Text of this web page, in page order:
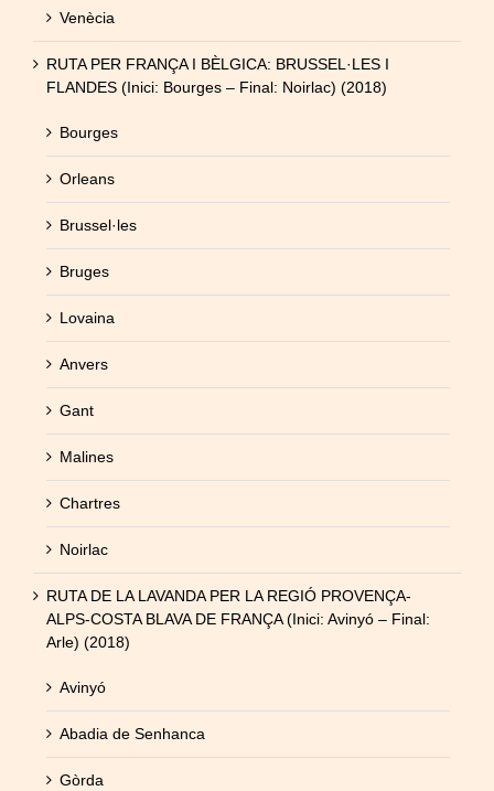
Venècia
RUTA PER FRANÇA I BÈLGICA: BRUSSEL·LES I
FLANDES (Inici: Bourges – Final: Noirlac) (2018)
Bourges
Orleans
Brussel·les
Bruges
Lovaina
Anvers
Gant
Malines
Chartres
Noirlac
RUTA DE LA LAVANDA PER LA REGIÓ PROVENÇA-
ALPS-COSTA BLAVA DE FRANÇA (Inici: Avinyó – Final:
Arle) (2018)
Avinyó
Abadia de Senhanca
Gòrda